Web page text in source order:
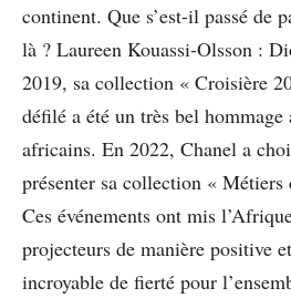
continent. Que s’est-il passé de
là ? Laureen Kouassi-Olsson :
2019, sa collection « Croisière
défilé a été un très bel hommage
africains. En 2022, Chanel a
présenter sa collection « Métiers
Ces événements ont mis
projecteurs de manière positive
incroyable de fierté pour